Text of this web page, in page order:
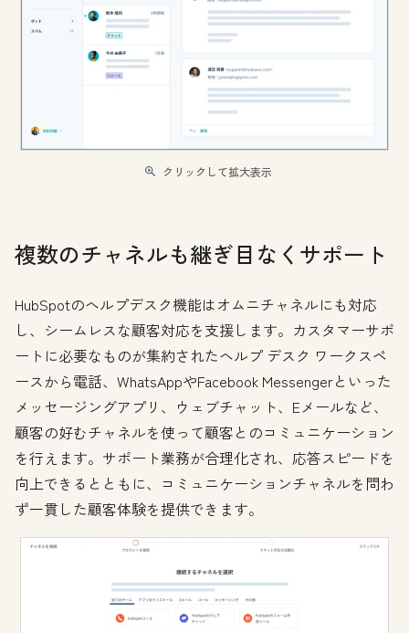
クリックして拡大表示
複数のチャネルも継ぎ目なくサポート
HubSpotのヘルプデスク機能はオムニチャネルにも対応
し、シームレスな顧客対応を支援します。カスタマーサポ
ートに必要なものが集約されたヘルプ デスク ワークスペ
ースから電話、WhatsAppやFacebook Messengerといった
メッセージングアプリ、ウェブチャット、Eメールなど、
顧客の好むチャネルを使って顧客とのコミュニケーション
を行えます。サポート業務が合理化され、応答スピードを
向上できるとともに、コミュニケーションチャネルを問わ
ず一貫した顧客体験を提供できます。